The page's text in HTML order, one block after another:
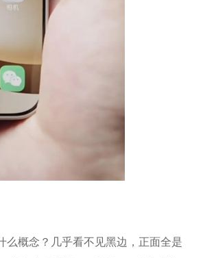
么概念？几乎看不见黑边，正面全是